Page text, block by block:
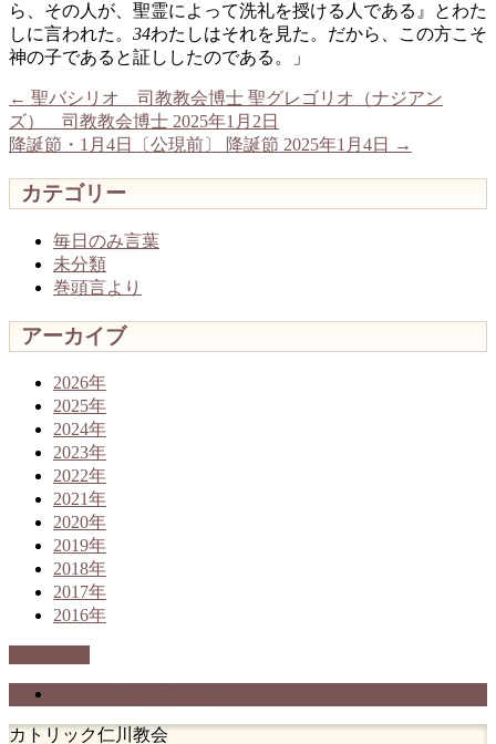
ら、その人が、聖霊によって洗礼を授ける人である』とわた
しに言われた。 34わたしはそれを見た。だから、この方こそ
神の子であると証ししたのである。」
← 聖バシリオ 司教教会博士 聖グレゴリオ（ナジアン
ズ） 司教教会博士 2025年1月2日
降誕節・1月4日〔公現前〕 降誕節 2025年1月4日
→
カテゴリー
毎日のみ言葉
未分類
巻頭言より
アーカイブ
2026年
2025年
2024年
2023年
2022年
2021年
2020年
2019年
2018年
2017年
2016年
カトリック仁川教会